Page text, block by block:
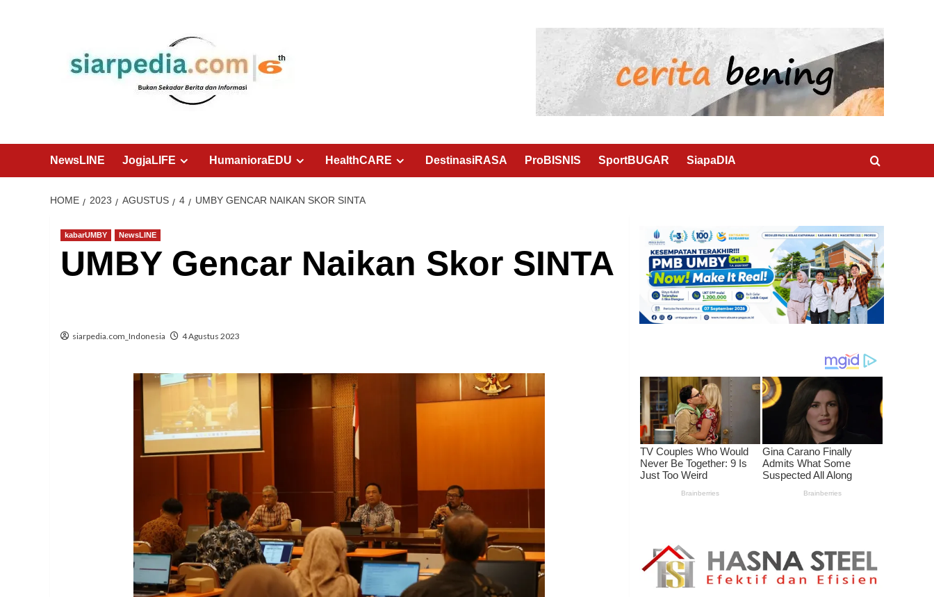
NewsLINE JogjaLIFE HumanioraEDU HealthCARE DestinasiRASA ProBISNIS SportBUGAR SiapaDIA
HOME 2023 AGUSTUS 4 UMBY GENCAR NAIKAN SKOR SINTA
kabarUMBY NewsLINE
UMBY Gencar Naikan Skor SINTA
siarpedia.com_Indonesia 4 Agustus 2023